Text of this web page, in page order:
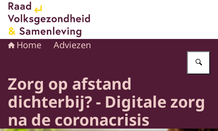
Naar de homepage van Raad voor Volksgezondheid en
Home Adviezen
Zorg op afstand
dichterbij? - Digitale zorg
na de coronacrisis